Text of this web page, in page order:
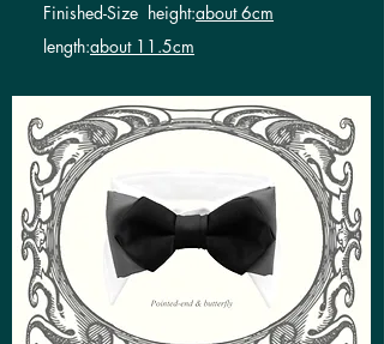
​Finished-Size height:about 6cm
length:about 11.5cm